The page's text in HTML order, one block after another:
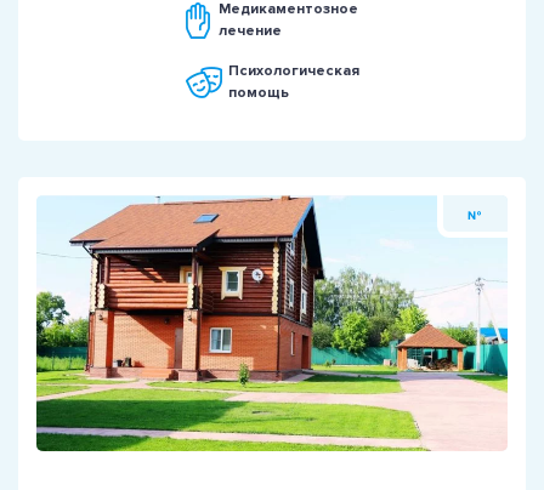
Медикаментозное
лечение
Психологическая
помощь
№